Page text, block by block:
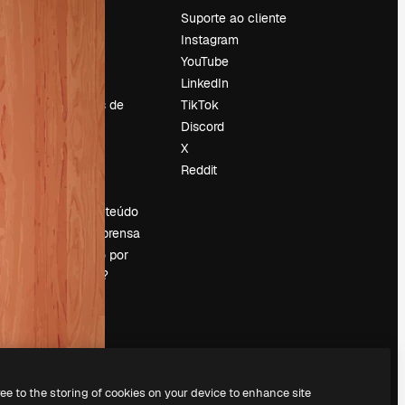
Sobre nós
Emprego
Tendências de
pesquisa
Blog
Eventos
Slidesgo
Vender conteúdo
Sala de imprensa
Procurando por
magnific.ai?
Suporte ao cliente
Instagram
YouTube
LinkedIn
TikTok
Discord
X
Reddit
to the storing of cookies on your device to enhance site